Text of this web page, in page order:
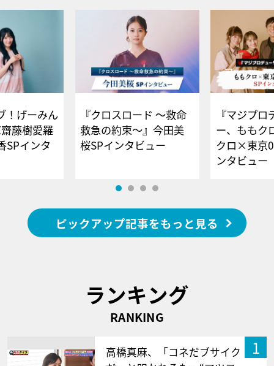
！げーみん
藤樹愛羅
SPインタ
『クロスロード ～救命
救急の約束～』今田美
桜SPインタビュー
『マジプロ
ー、ももク
クロ×東京
ンタビュー
ピックアップ記事をもっと見る
ランキング
RANKING
1
高橋真麻、「コネだブサイク